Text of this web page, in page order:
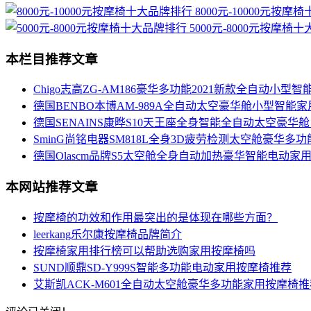
8000元-10000元按摩椅
5000元-8000元按摩椅十
本栏目推荐文章
Chigo志高ZG-AM186豪华多功能2021新款全自动小型智
德国BENBO本博AM-989A全自动太空豪华舱小型智能家
德国SENAINS康晔S10天王座全身智能全自动太空豪华
SminG尚铭电器SM818L全身3D疲劳检测太空舱豪华多
德国Olascm品牌S5太空舱全身自动加热豪华智能电动家
本网站推荐文章
按摩椅的功效和作用最突出的是体现在哪些方面？
leerkang乐尔康按摩椅品牌简介
按摩椅家用排行榜可以帮助选购家用按摩椅吗
SUND顺鼎SD-Y999S智能多功能电动家用按摩椅推荐
艾斯凯ACK-M601全自动太空舱豪华多功能家用按摩椅